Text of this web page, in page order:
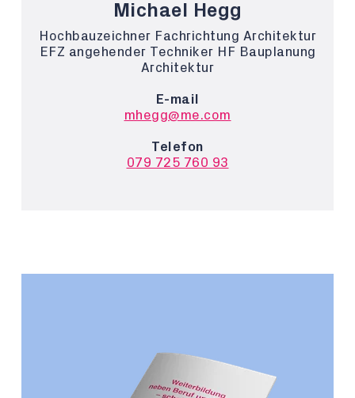
Michael Hegg
Hochbauzeichner Fachrichtung Architektur
EFZ angehender Techniker HF Bauplanung
Architektur
E-mail
mhegg@me.com
Telefon
079 725 760 93